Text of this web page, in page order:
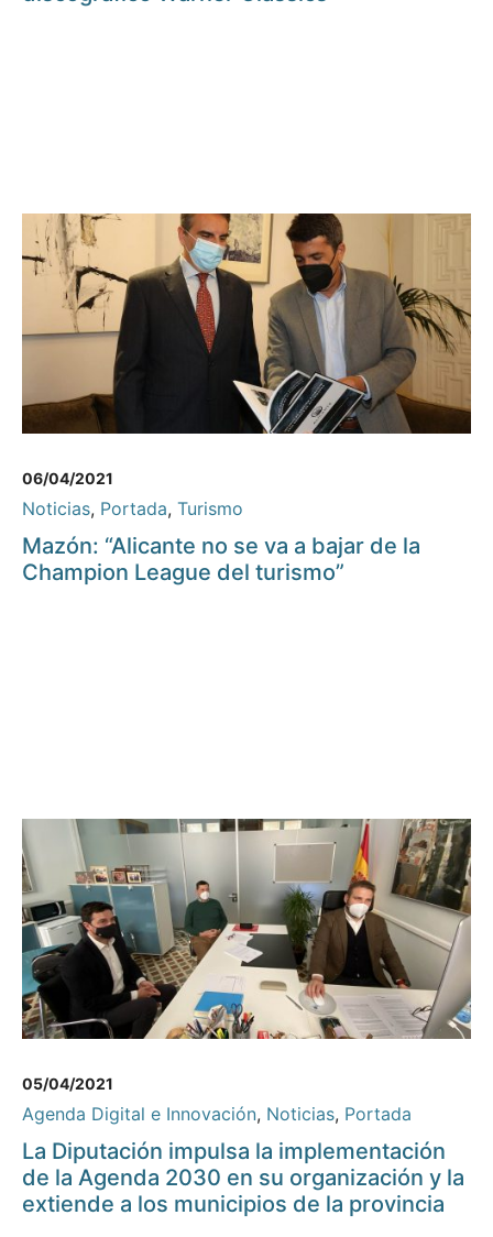
06/04/2021
Noticias, Portada, Turismo
Mazón: “Alicante no se va a bajar de la
Champion League del turismo”
05/04/2021
Agenda Digital e Innovación, Noticias, Portada
La Diputación impulsa la implementación
de la Agenda 2030 en su organización y la
extiende a los municipios de la provincia